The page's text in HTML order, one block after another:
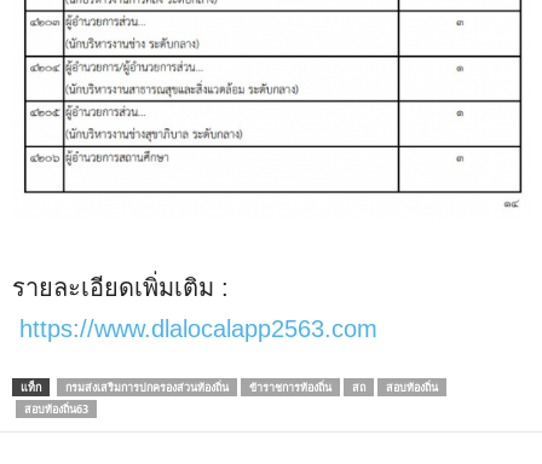
รายละเอียดเพิ่มเติม :
https://www.dlalocalapp2563.com
แท็ก กรมส่งเสริมการปกครองส่วนท้องถิ่น ข้าราชการท้องถิ่น สถ
สอบท้องถิ่น
สอบท้องถิ่น63